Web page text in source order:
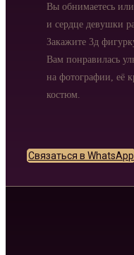
Вы обнимаетесь
и сердце девушки
Закажите 3д
Вам понравилась
на фотографии, её
костюм.
Связаться в WhatsApp